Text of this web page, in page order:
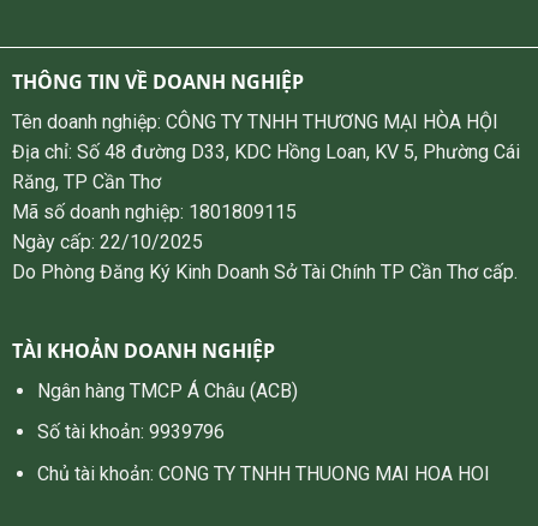
THÔNG TIN VỀ DOANH NGHIỆP
Tên doanh nghiệp: CÔNG TY TNHH THƯƠNG MẠI HÒA HỘI
Địa chỉ: Số 48 đường D33, KDC Hồng Loan, KV 5, Phường Cái
Răng, TP Cần Thơ
Mã số doanh nghiệp: 1801809115
Ngày cấp: 22/10/2025
Do Phòng Đăng Ký Kinh Doanh Sở Tài Chính TP Cần Thơ cấp.
TÀI KHOẢN DOANH NGHIỆP
Ngân hàng TMCP Á Châu (ACB)
Số tài khoản: 9939796
Chủ tài khoản: CONG TY TNHH THUONG MAI HOA HOI